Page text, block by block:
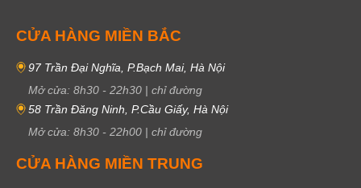
CỬA HÀNG MIỀN BẮC
97 Trần Đại Nghĩa, P.Bạch Mai, Hà Nội
Mở cửa: 8h30 - 22h30 | chỉ đường
58 Trần Đăng Ninh, P.Cầu Giấy, Hà Nội
Mở cửa: 8h30 - 22h00 | chỉ đường
CỬA HÀNG MIỀN TRUNG